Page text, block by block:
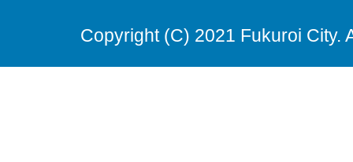
Copyright (C) 2021 Fukuroi City.